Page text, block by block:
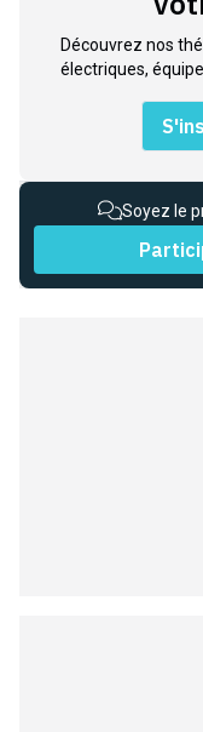
Découvrez nos
électriques,
Soyez le